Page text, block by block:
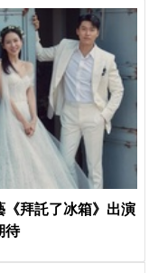
拜託了冰箱》出演
待